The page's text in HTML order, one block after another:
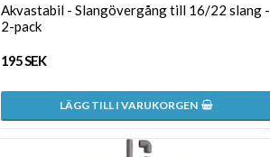
Akvastabil - Slangövergång till 16/22 slang -
2-pack
195 SEK
LÄGG TILL I VARUKORGEN